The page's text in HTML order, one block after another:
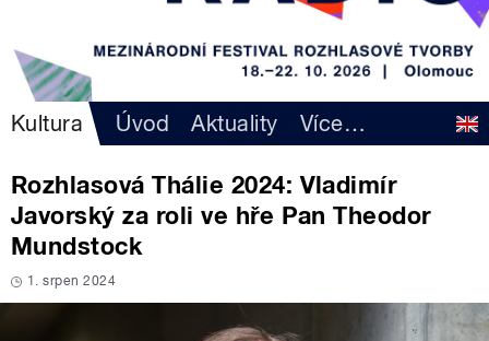
Kultura Úvod Aktuality Více…
Rozhlasová Thálie 2024: Vladimír
Javorský za roli ve hře Pan Theodor
Mundstock
1. srpen 2024